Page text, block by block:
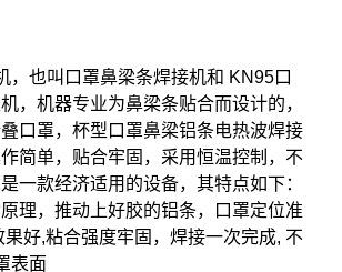
，也叫口罩鼻梁条焊接机和 KN95口
，机器专业为鼻梁条贴合而设计的，
口罩，杯型口罩鼻梁铝条电热波焊接
简单，贴合牢固，采用恒温控制，不
一款经济适用的设备，其特点如下：
理，推动上好胶的铝条，口罩定位准
果好,粘合强度牢固，焊接一次完成, 不
表面